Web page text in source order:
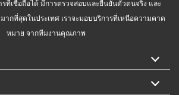
ที่เชื่อถือได้ มีการตรวจสอบและยืนยันตัวตนจริง และ
กที่สุดในประเทศ เราจะมอบบริการที่เหนือความคาด
หมาย จากทีมงานคุณภาพ